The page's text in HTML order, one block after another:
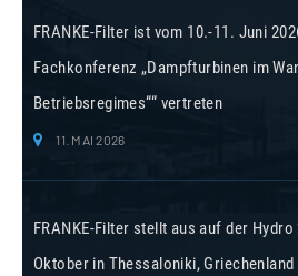
FRANKE-Filter ist vom 10.-11. Juni
Fachkonferenz „Dampfturbinen im
Betriebsregimes““ vertreten
11. MAI 2026
FRANKE-Filter stellt aus auf der
Oktober in Thessaloniki, Griechenland